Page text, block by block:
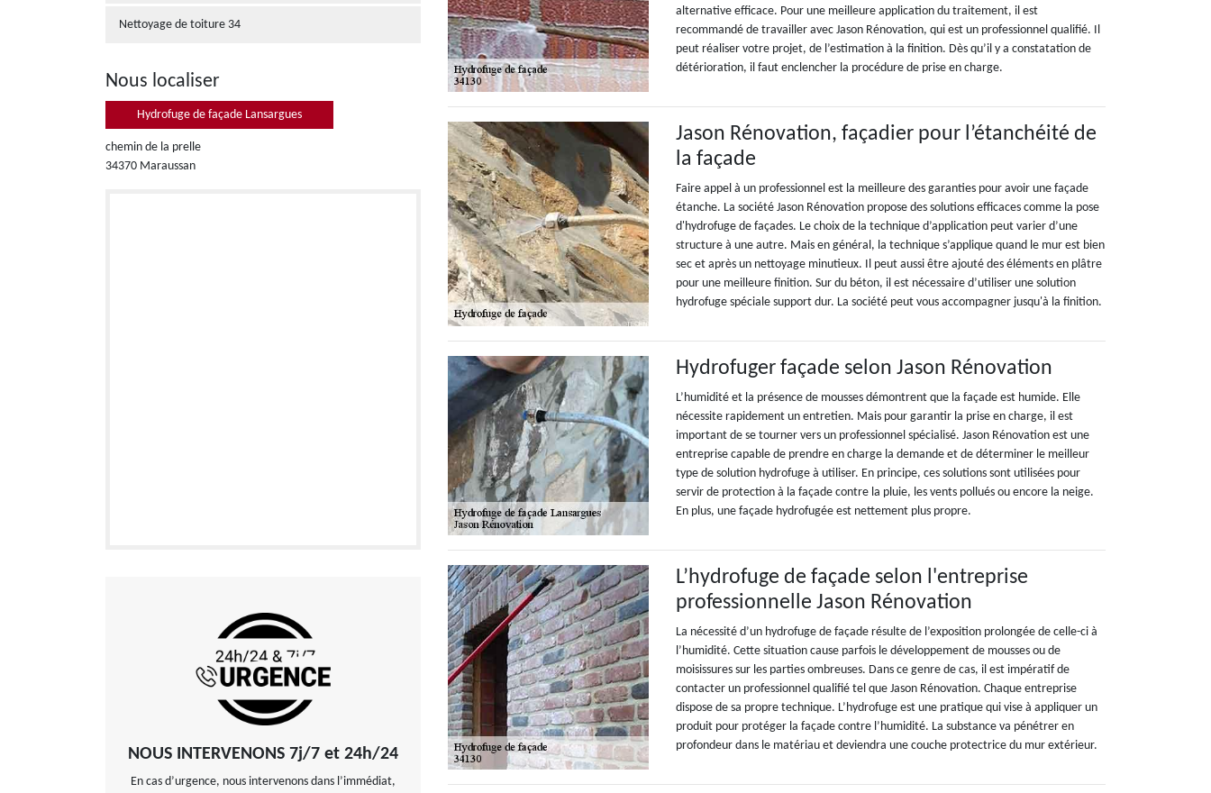
Nettoyage de toiture 34
Nous localiser
Hydrofuge de façade Lansargues
chemin de la prelle
34370 Maraussan
NOUS INTERVENONS 7j/7 et 24h/24
En cas d’urgence, nous intervenons dans l’immédiat,
alternative efficace. Pour une meilleure application du traitement, il est
recommandé de travailler avec Jason Rénovation, qui est un professionnel qualifié. Il
peut réaliser votre projet, de l’estimation à la finition. Dès qu’il y a constatation de
détérioration, il faut enclencher la procédure de prise en charge.
Jason Rénovation, façadier pour l’étanchéité de
la façade
Faire appel à un professionnel est la meilleure des garanties pour avoir une façade
étanche. La société Jason Rénovation propose des solutions efficaces comme la pose
d'hydrofuge de façades. Le choix de la technique d’application peut varier d’une
structure à une autre. Mais en général, la technique s’applique quand le mur est bien
sec et après un nettoyage minutieux. Il peut aussi être ajouté des éléments en plâtre
pour une meilleure finition. Sur du béton, il est nécessaire d’utiliser une solution
hydrofuge spéciale support dur. La société peut vous accompagner jusqu'à la finition.
Hydrofuger façade selon Jason Rénovation
L’humidité et la présence de mousses démontrent que la façade est humide. Elle
nécessite rapidement un entretien. Mais pour garantir la prise en charge, il est
important de se tourner vers un professionnel spécialisé. Jason Rénovation est une
entreprise capable de prendre en charge la demande et de déterminer le meilleur
type de solution hydrofuge à utiliser. En principe, ces solutions sont utilisées pour
servir de protection à la façade contre la pluie, les vents pollués ou encore la neige.
En plus, une façade hydrofugée est nettement plus propre.
L’hydrofuge de façade selon l'entreprise
professionnelle Jason Rénovation
La nécessité d’un hydrofuge de façade résulte de l’exposition prolongée de celle-ci à
l’humidité. Cette situation cause parfois le développement de mousses ou de
moisissures sur les parties ombreuses. Dans ce genre de cas, il est impératif de
contacter un professionnel qualifié tel que Jason Rénovation. Chaque entreprise
dispose de sa propre technique. L’hydrofuge est une pratique qui vise à appliquer un
produit pour protéger la façade contre l’humidité. La substance va pénétrer en
profondeur dans le matériau et deviendra une couche protectrice du mur extérieur.